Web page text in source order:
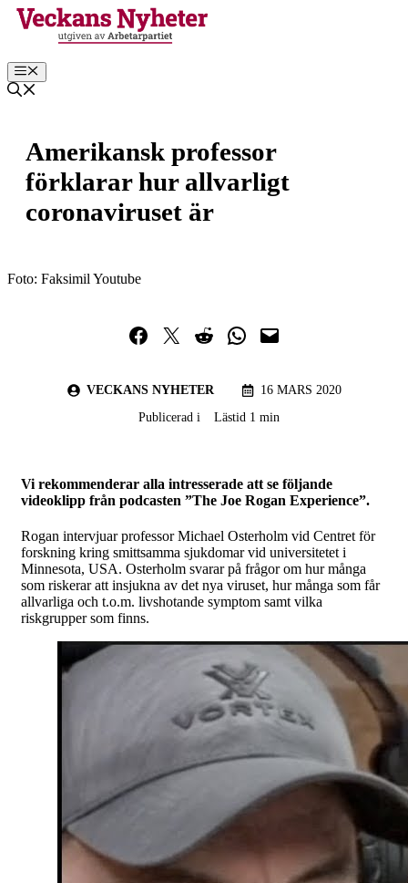
Hoppa
Meny
Amerikansk professor
förklarar hur allvarligt
coronaviruset är
Foto: Faksimil Youtube
Dela på Facebook
Dela på TwitterDela på RedditDela i WhatsApp
Maila en länk
VECKANS NYHETER
16 MARS 2020
Publicerad i
Lästid 1 min
Vi rekommenderar alla intresserade att se följande
videoklipp från podcasten ”The Joe Rogan Experience”.
Rogan intervjuar professor Michael Osterholm vid Centret för
forskning kring smittsamma sjukdomar vid universitetet i
Minnesota, USA. Osterholm svarar på frågor om hur många
som riskerar att insjukna av det nya viruset, hur många som får
allvarliga och t.o.m. livshotande symptom samt vilka
riskgrupper som finns.